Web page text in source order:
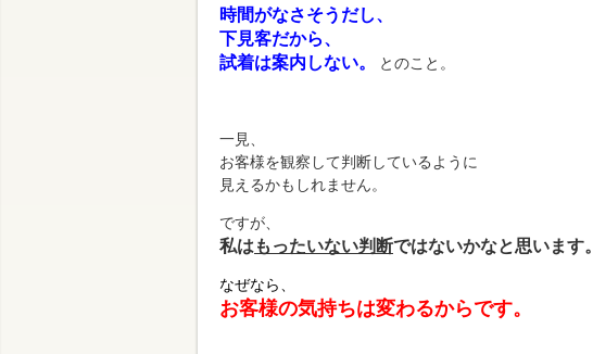
時間がなさそうだし、
下見客だから、
試着は案内しない。
とのこと。
一見、
お客様を観察して判断しているように
見えるかもしれません。
ですが、
私はもったいない判断ではないかなと思います。
なぜなら、
お客様の気持ちは変わるからです。